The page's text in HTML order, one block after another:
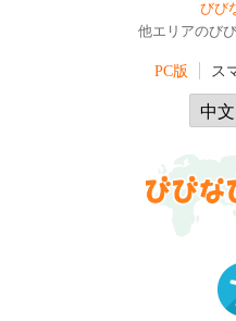
びび
他エリアのび
PC版 ス